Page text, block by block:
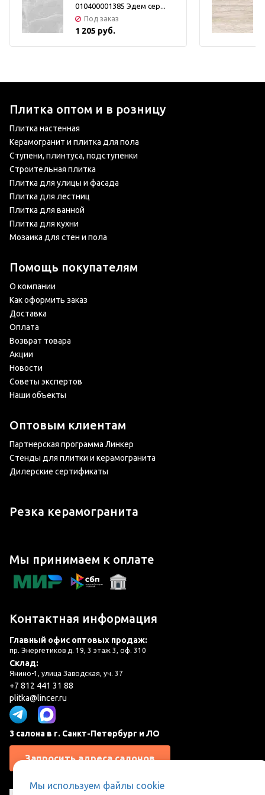
010400001385 Эдем сер...
Под заказ
1 205 руб.
Плитка оптом и в розницу
Плитка настенная
Керамогранит и плитка для пола
Ступени, плинтуса, подступенки
Строительная плитка
Плитка для улицы и фасада
Плитка для лестниц
Плитка для ванной
Плитка для кухни
Мозаика для стен и пола
Помощь покупателям
О компании
Как оформить заказ
Доставка
Оплата
Возврат товара
Акции
Новости
Советы экспертов
Наши объекты
Оптовым клиентам
Партнерская программа Линкер
Стенды для плитки и керамогранита
Дилерские сертификаты
Резка керамогранита
Мы принимаем к оплате
Контактная информация
Главный офис оптовых продаж:
пр. Энергетиков д. 19, 3 этаж 3, оф. 310
Склад:
Янино-1, улица Заводская, уч. 37
+7 812 441 31 88
plitka@lincer.ru
3 салона в г. Санкт-Петербург и ЛО
Запросить адреса салонов
Мы используем файлы cookie